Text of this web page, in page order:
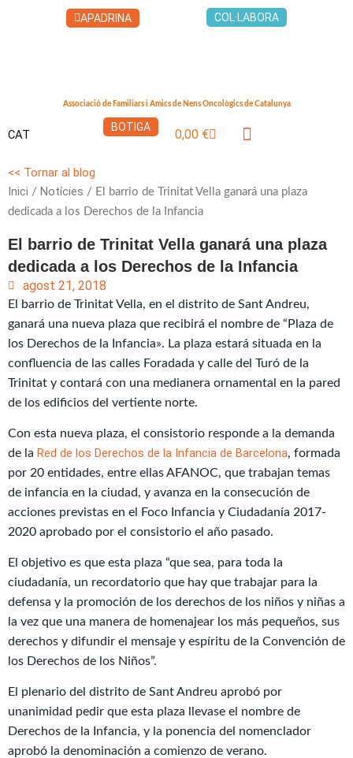
APADRINA COL·LABORA
Associació de Familiars i Amics de Nens Oncològics de Catalunya
CAT
BOTIGA 0,00 €Cistella
<< Tornar al blog
Inici / Notícies / El barrio de Trinitat Vella ganará una plaza
dedicada a los Derechos de la Infancia
El barrio de Trinitat Vella ganará una plaza
dedicada a los Derechos de la Infancia
agost 21, 2018
El barrio de Trinitat Vella, en el distrito de Sant Andreu,
ganará una nueva plaza que recibirá el nombre de “Plaza de
los Derechos de la Infancia». La plaza estará situada en la
confluencia de las calles Foradada y calle del Turó de la
Trinitat y contará con una medianera ornamental en la pared
de los edificios del vertiente norte.
Con esta nueva plaza, el consistorio responde a la demanda
de la Red de los Derechos de la Infancia de Barcelona, formada
por 20 entidades, entre ellas AFANOC, que trabajan temas
de infancia en la ciudad, y avanza en la consecución de
acciones previstas en el Foco Infancia y Ciudadanía 2017-
2020 aprobado por el consistorio el año pasado.
El objetivo es que esta plaza “que sea, para toda la
ciudadanía, un recordatorio que hay que trabajar para la
defensa y la promoción de los derechos de los niños y niñas a
la vez que una manera de homenajear los más pequeños, sus
derechos y difundir el mensaje y espíritu de la Convención de
los Derechos de los Niños”.
El plenario del distrito de Sant Andreu aprobó por
unanimidad pedir que esta plaza llevase el nombre de
Derechos de la Infancia, y la ponencia del nomenclador
aprobó la denominación a comienzo de verano.